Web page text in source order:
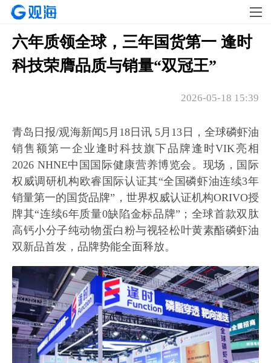
六年质领全球，三年国货第一 逢时
科技荣膺品质与销量“双冠王”
2026-05-18 15:39
青岛日报/观海新闻5月18日讯 5月13日，全球磷虾油
销售额第一企业逢时科技旗下品牌逢时VIK亮相
2026 NHNE中国国际健康营养博览会。现场，国际
权威调研机构欧睿国际认证其“全国磷虾油连续3年
销量第一的国货品牌”，世界权威认证机构ORIVO授
牌其“连续6年质量0缺陷金标品牌”；全球首款双肽
高钙小分子纯动物蛋白粉与视轻松叶黄素酯磷虾油
双新品首发，品牌势能全面释放。